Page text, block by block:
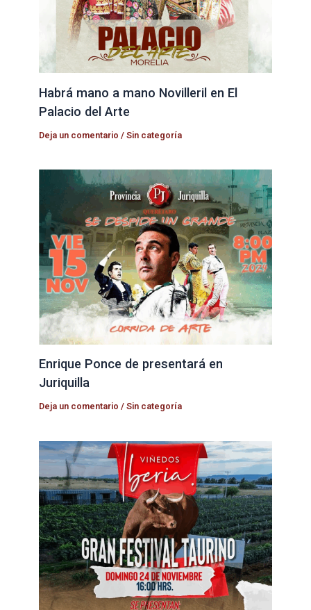
Habrá mano a mano Novilleril en El
Palacio del Arte
Deja un comentario /Sin categoría
Enrique Ponce de presentará en
Juriquilla
Deja un comentario /Sin categoría